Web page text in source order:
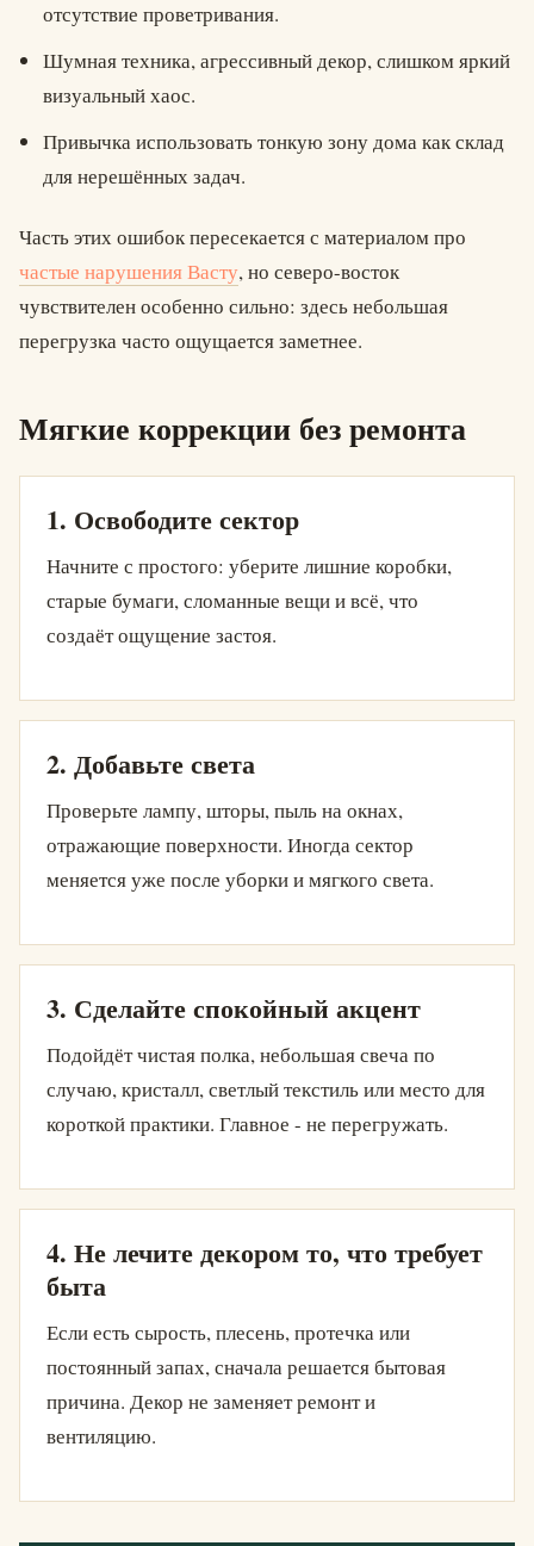
отсутствие проветривания.
Шумная техника, агрессивный декор, слишком яркий
визуальный хаос.
Привычка использовать тонкую зону дома как склад
для нерешённых задач.
Часть этих ошибок пересекается с материалом про
частые нарушения Васту, но северо-восток
чувствителен особенно сильно: здесь небольшая
перегрузка часто ощущается заметнее.
Мягкие коррекции без ремонта
1. Освободите сектор
Начните с простого: уберите лишние коробки,
старые бумаги, сломанные вещи и всё, что
создаёт ощущение застоя.
2. Добавьте света
Проверьте лампу, шторы, пыль на окнах,
отражающие поверхности. Иногда сектор
меняется уже после уборки и мягкого света.
3. Сделайте спокойный акцент
Подойдёт чистая полка, небольшая свеча по
случаю, кристалл, светлый текстиль или место для
короткой практики. Главное - не перегружать.
4. Не лечите декором то, что требует
быта
Если есть сырость, плесень, протечка или
постоянный запах, сначала решается бытовая
причина. Декор не заменяет ремонт и
вентиляцию.